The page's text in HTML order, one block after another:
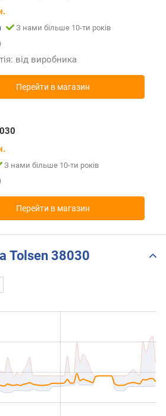
З нами більше 10-ти років
від виробника
Перейти в магазин
З нами більше 10-ти років
Перейти в магазин
Tolsen 38030